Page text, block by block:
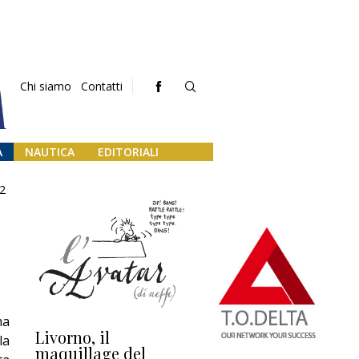
Chi siamo Contatti
NAUTICA EDITORIALI
2
Livorno, il
maquillage del
L’uscita di scena di